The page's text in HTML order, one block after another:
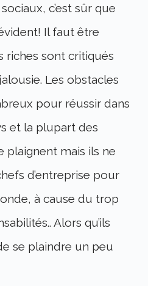
sociaux, c’est sûr que
Il faut être
riches sont critiqués
Les obstacles
pour réussir dans
et la plupart des
plaignent mais ils ne
d’entreprise pour
à cause du trop
Alors qu’ils
se plaindre un peu